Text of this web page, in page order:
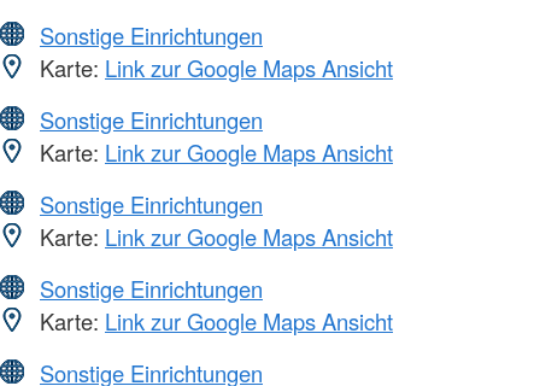
Sonstige Einrichtungen
Karte: Link zur Google Maps Ansicht
Sonstige Einrichtungen
Karte: Link zur Google Maps Ansicht
Sonstige Einrichtungen
Karte: Link zur Google Maps Ansicht
Sonstige Einrichtungen
Karte: Link zur Google Maps Ansicht
Sonstige Einrichtungen